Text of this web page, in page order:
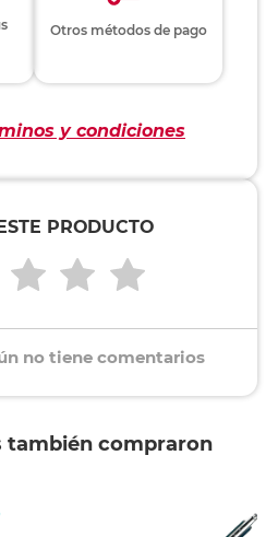
Otros métodos de pago
y condiciones
PRODUCTO
no tiene comentarios
también compraron